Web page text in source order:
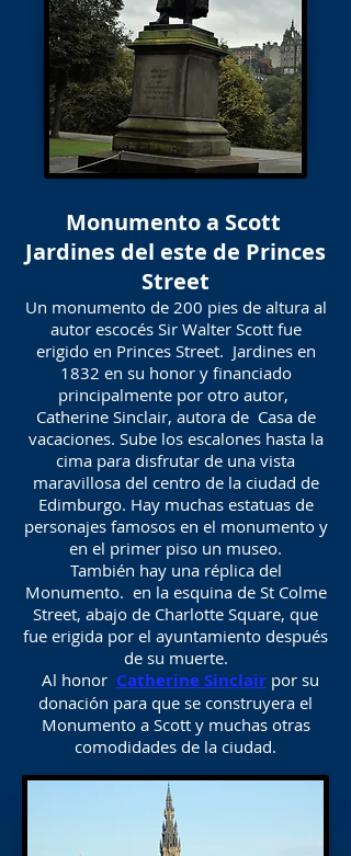
Monumento a Scott
Jardines del este de Princes
Street
Un monumento de 200 pies de altura al
autor escocés Sir Walter Scott fue
erigido en Princes Street. Jardines en
1832 en su honor y financiado
principalmente por otro autor,
Catherine Sinclair, autora de Casa de
vacaciones. Sube los escalones hasta la
cima para disfrutar de una vista
maravillosa del centro de la ciudad de
Edimburgo. Hay muchas estatuas de
personajes famosos en el monumento y
en el primer piso un museo.
También hay una réplica del
Monumento. en la esquina de St Colme
Street, abajo de Charlotte Square, que
fue erigida por el ayuntamiento después
de su muerte.
Al honor Catherine Sinclairpor su
donación para que se construyera el
Monumento a Scott y muchas otras
comodidades de la ciudad.